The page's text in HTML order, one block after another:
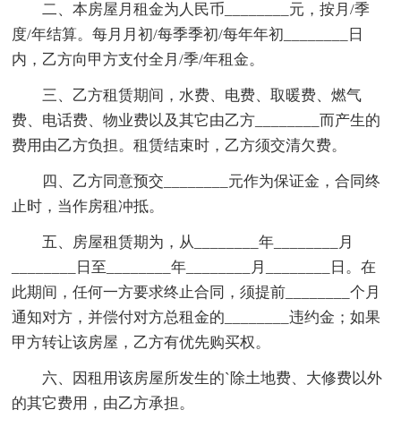
二、本房屋月租金为人民币________元，按月/季
度/年结算。每月月初/每季季初/每年年初________日
内，乙方向甲方支付全月/季/年租金。
三、乙方租赁期间，水费、电费、取暖费、燃气
费、电话费、物业费以及其它由乙方________而产生的
费用由乙方负担。租赁结束时，乙方须交清欠费。
四、乙方同意预交________元作为保证金，合同终
止时，当作房租冲抵。
五、房屋租赁期为，从________年________月
________日至________年________月________日。在
此期间，任何一方要求终止合同，须提前________个月
通知对方，并偿付对方总租金的________违约金；如果
甲方转让该房屋，乙方有优先购买权。
六、因租用该房屋所发生的`除土地费、大修费以外
的其它费用，由乙方承担。